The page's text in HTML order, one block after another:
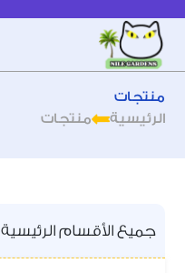
منتجات
الرئيسية
منتجات
جميع الأقسام الرئيسية